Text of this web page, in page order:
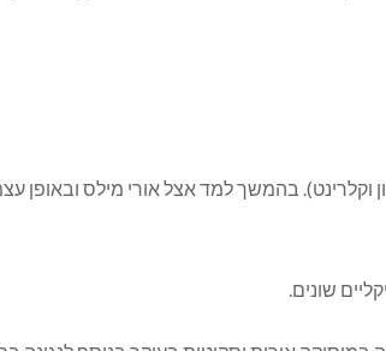
בגיל 6 (חלילית, סקסופון וקלרינט). בהמשך למד אצל אורי מילס
שונים.